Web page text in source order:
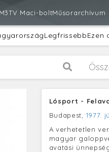
M3TV Maci-boltMűsorarchívum
LegfrissebbEzen
Lósport -
Budapest, 1977.
A verhetetlen
magyar
avatási